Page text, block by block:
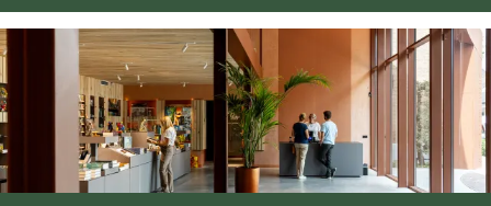
u
n
d
a
t
i
o
n
t
i
m
e
d
i
a
l
d
g
r
a
t
i
s
n